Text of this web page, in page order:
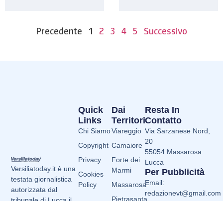
Precedente 1 2 3 4 5 Successivo
Versiliatoday.it è una
testata giornalistica
autorizzata dal
Dai
Territori
Viareggio
Camaiore
Forte dei
Marmi
Massarosa
Pietrasanta
Quick
Links
Chi Siamo
Copyright
Privacy
Cookies
Policy
Resta In
Contatto
Via Sarzanese Nord,
20
55054 Massarosa
Lucca
Per Pubblicità
Email:
redazionevt@gmail.com